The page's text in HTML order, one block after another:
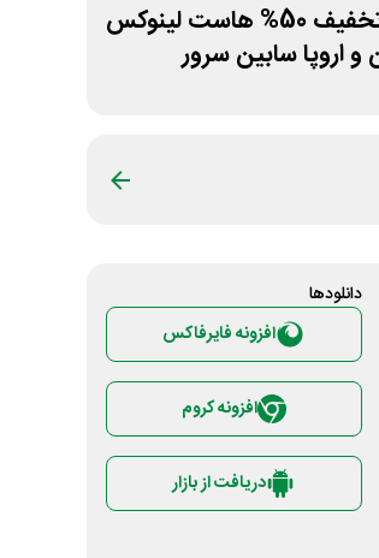
کد تخفیف 50% هاست لینوکس
و اروپا سابین سرور
دانلود‌ها
افزونه فایرفاکس
افزونه کروم
دریافت از بازار